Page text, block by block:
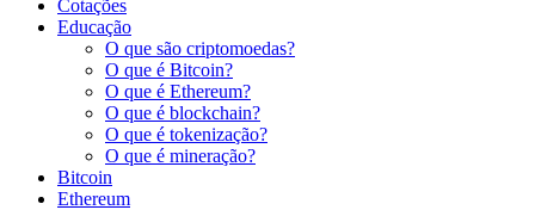
Cotações
Educação
O que são criptomoedas?
O que é Bitcoin?
O que é Ethereum?
O que é blockchain?
O que é tokenização?
O que é mineração?
Bitcoin
Ethereum